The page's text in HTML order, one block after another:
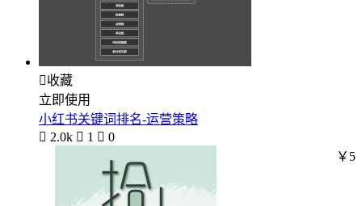
收藏
立即使用
小红书关键词排名-运营策略
 2.0k  1  0
￥5